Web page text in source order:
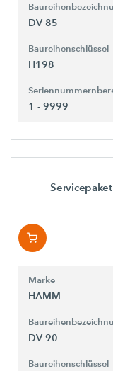
DV 85
Baureihenschlüssel
H198
1 - 9999
Marke
HAMM
DV 90
Baureihenschlüssel